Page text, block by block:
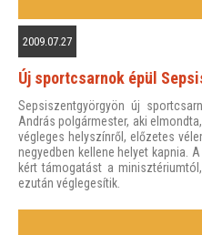
2009.07.27
Új sportcsarnok épül
Sepsiszentgyörgyön új
András polgármester, aki
végleges helyszínről, előzetes
negyedben kellene helyet kapnia.
kért támogatást a
ezután véglegesítik.